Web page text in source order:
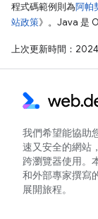
程式碼範例則為阿帕
站政策》。Java 是
上次更新時間：
我們希望能協助
速又安全的網站
跨瀏覽器使用。
和外部專家撰寫
展開旅程。